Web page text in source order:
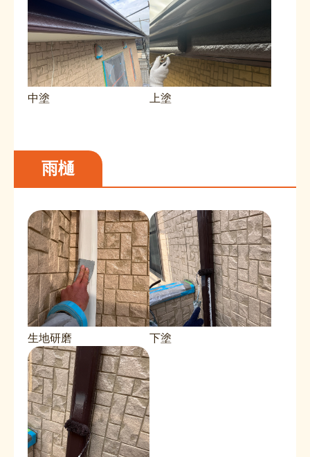
中塗 上塗
雨樋
生地研磨 下塗